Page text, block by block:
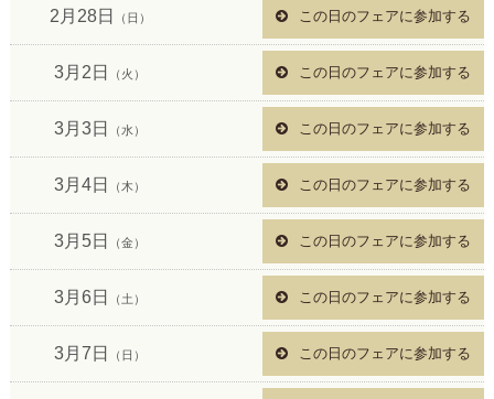
2月28日 （日） この日のフェアに参加する
3月2日 （火） この日のフェアに参加する
3月3日 （水） この日のフェアに参加する
3月4日 （木） この日のフェアに参加する
3月5日 （金） この日のフェアに参加する
3月6日 （土） この日のフェアに参加する
3月7日 （日） この日のフェアに参加する